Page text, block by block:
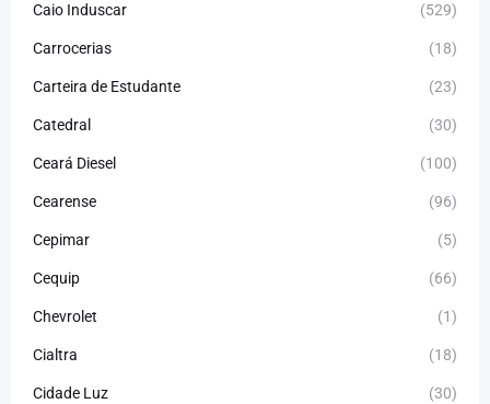
Caio Induscar (529)
Carrocerias (18)
Carteira de Estudante (23)
Catedral (30)
Ceará Diesel (100)
Cearense (96)
Cepimar (5)
Cequip (66)
Chevrolet (1)
Cialtra (18)
Cidade Luz (30)